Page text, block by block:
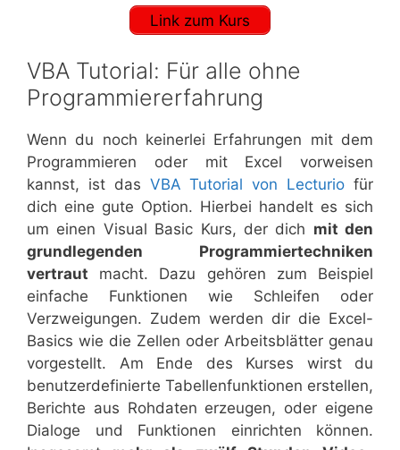
Link zum Kurs
VBA Tutorial: Für alle ohne
Programmiererfahrung
Wenn du noch keinerlei Erfahrungen mit dem
Programmieren oder mit Excel vorweisen
kannst, ist das VBA Tutorial von Lecturio für
dich eine gute Option. Hierbei handelt es sich
um einen Visual Basic Kurs, der dich mit den
grundlegenden Programmiertechniken
vertraut macht. Dazu gehören zum Beispiel
einfache Funktionen wie Schleifen oder
Verzweigungen. Zudem werden dir die Excel-
Basics wie die Zellen oder Arbeitsblätter genau
vorgestellt. Am Ende des Kurses wirst du
benutzerdefinierte Tabellenfunktionen erstellen,
Berichte aus Rohdaten erzeugen, oder eigene
Dialoge und Funktionen einrichten können.